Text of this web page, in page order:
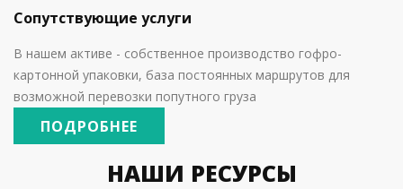
Сопутствующие услуги
В нашем активе - собственное производство гофро-
картонной упаковки, база постоянных маршрутов для
возможной перевозки попутного груза
ПОДРОБНЕЕ
НАШИ РЕСУРСЫ